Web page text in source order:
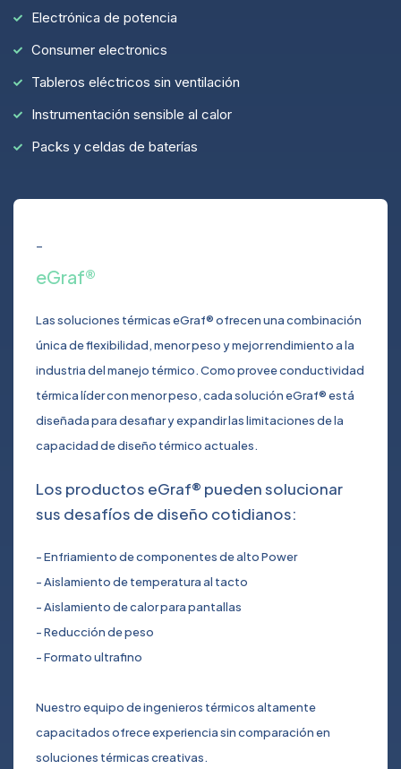
Electrónica de potencia
Consumer electronics
Tableros eléctricos sin ventilación
Instrumentación sensible al calor
Packs y celdas de baterías
eGraf®
Las soluciones térmicas eGraf® ofrecen una combinación
única de flexibilidad, menor peso y mejor rendimiento a la
industria del manejo térmico. Como provee conductividad
térmica líder con menor peso, cada solución eGraf® está
diseñada para desafiar y expandir las limitaciones de la
capacidad de diseño térmico actuales.
Los productos eGraf® pueden solucionar
sus desafíos de diseño cotidianos:
- Enfriamiento de componentes de alto Power
- Aislamiento de temperatura al tacto
- Aislamiento de calor para pantallas
- Reducción de peso
- Formato ultrafino
Nuestro equipo de ingenieros térmicos altamente
capacitados ofrece experiencia sin comparación en
soluciones térmicas creativas.